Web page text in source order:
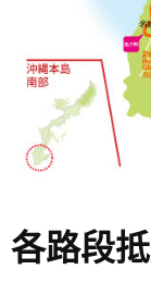
各路段